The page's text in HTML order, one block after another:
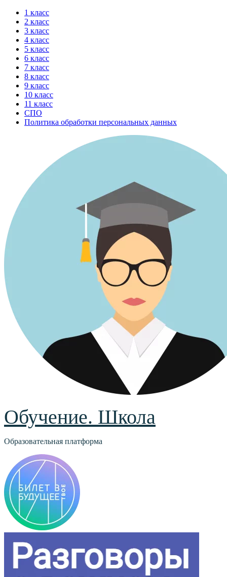
Перейти
содержимому
1 класс
2 класс
3 класс
4 класс
5 класс
6 класс
7 класс
8 класс
9 класс
10 класс
11 класс
СПО
Политика обработки персональных данных
Обучение. Школа
Образовательная платформа